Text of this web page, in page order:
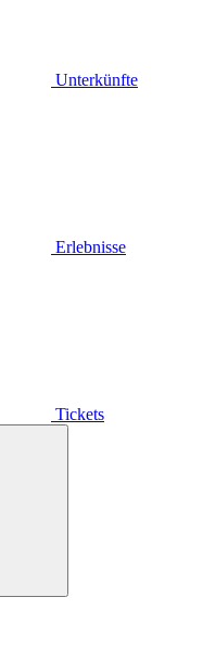
Unterkünfte
Erlebnisse
Tickets